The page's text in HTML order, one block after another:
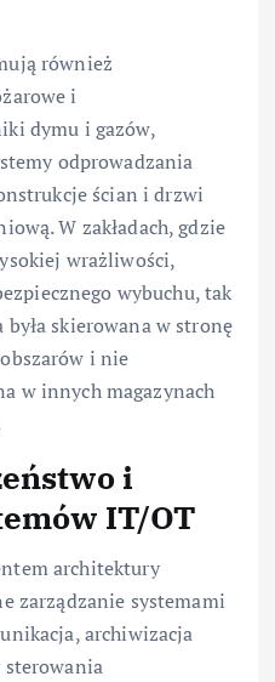
również
i
dymu i gazów,
odprowadzania
ścian i drzwi
W zakładach, gdzie
wrażliwości,
wybuchu, tak
skierowana w stronę
i nie
w innych magazynach
i
IT/OT
architektury
zarządzanie systemami
archiwizacja
sterowania